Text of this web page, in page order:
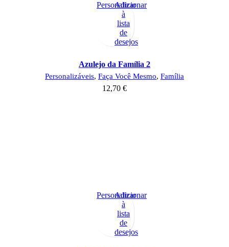
Personalizar
Adicionar
à
lista
de
desejos
Azulejo da Família 2
Personalizáveis, Faça Você Mesmo, Família
12,70 €
Personalizar
Adicionar
à
lista
de
desejos